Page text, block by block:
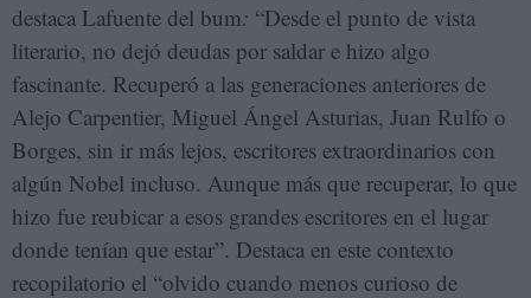
destaca Lafuente del bum: “Desde el punto de vista
literario, no dejó deudas por saldar e hizo algo
fascinante. Recuperó a las generaciones anteriores de
Alejo Carpentier, Miguel Ángel Asturias, Juan Rulfo o
Borges, sin ir más lejos, escritores extraordinarios con
algún Nobel incluso. Aunque más que recuperar, lo que
hizo fue reubicar a esos grandes escritores en el lugar
donde tenían que estar”. Destaca en este contexto
recopilatorio el “olvido cuando menos curioso de